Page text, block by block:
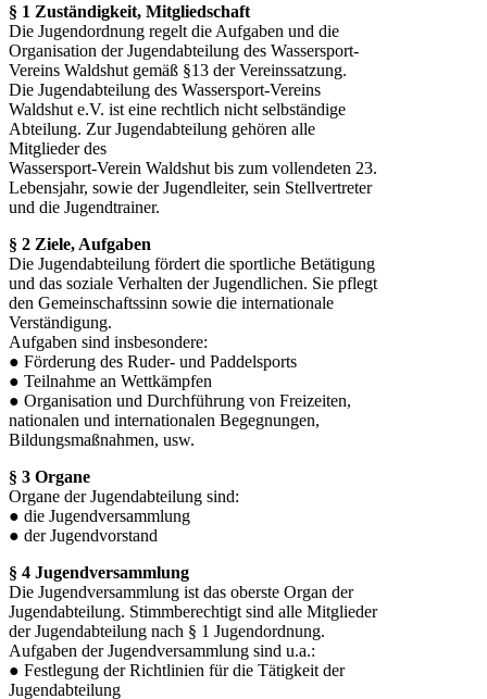
§ 1 Zuständigkeit, Mitgliedschaft
Die Jugendordnung regelt die Aufgaben und die
Organisation der Jugendabteilung des Wassersport-
Vereins Waldshut gemäß §13 der Vereinssatzung.
Die Jugendabteilung des Wassersport-Vereins
Waldshut e.V. ist eine rechtlich nicht selbständige
Abteilung. Zur Jugendabteilung gehören alle
Mitglieder des
Wassersport-Verein Waldshut bis zum vollendeten 23.
Lebensjahr, sowie der Jugendleiter, sein Stellvertreter
und die Jugendtrainer.
§ 2 Ziele, Aufgaben
Die Jugendabteilung fördert die sportliche Betätigung
und das soziale Verhalten der Jugendlichen. Sie pflegt
den Gemeinschaftssinn sowie die internationale
Verständigung.
Aufgaben sind insbesondere:
● Förderung des Ruder- und Paddelsports
● Teilnahme an Wettkämpfen
● Organisation und Durchführung von Freizeiten,
nationalen und internationalen Begegnungen,
Bildungsmaßnahmen, usw.
§ 3 Organe
Organe der Jugendabteilung sind:
● die Jugendversammlung
● der Jugendvorstand
§ 4 Jugendversammlung
Die Jugendversammlung ist das oberste Organ der
Jugendabteilung. Stimmberechtigt sind alle Mitglieder
der Jugendabteilung nach § 1 Jugendordnung.
Aufgaben der Jugendversammlung sind u.a.:
● Festlegung der Richtlinien für die Tätigkeit der
Jugendabteilung